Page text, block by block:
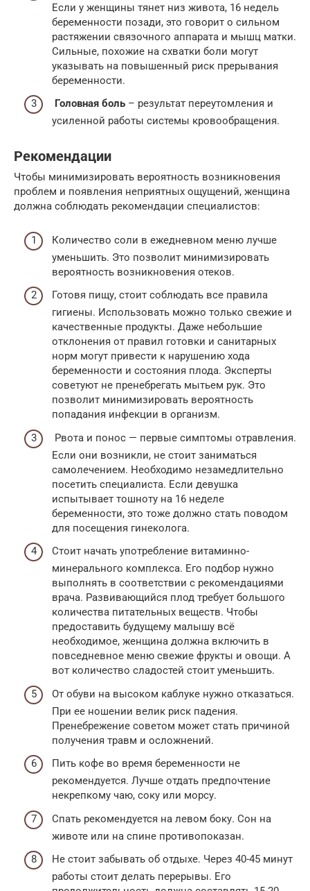
Если у женщины тянет низ живота, 16 недель
беременности позади, это говорит о сильном
растяжении связочного аппарата и мышц матки.
Сильные, похожие на схватки боли могут
указывать на повышенный риск прерывания
беременности.
Головная боль – результат переутомления и
усиленной работы системы кровообращения.
Рекомендации
Чтобы минимизировать вероятность возникновения
проблем и появления неприятных ощущений, женщина
должна соблюдать рекомендации специалистов:
Количество соли в ежедневном меню лучше
уменьшить. Это позволит минимизировать
вероятность возникновения отеков.
Готовя пищу, стоит соблюдать все правила
гигиены. Использовать можно только свежие и
качественные продукты. Даже небольшие
отклонения от правил готовки и санитарных
норм могут привести к нарушению хода
беременности и состояния плода. Эксперты
советуют не пренебрегать мытьем рук. Это
позволит минимизировать вероятность
попадания инфекции в организм.
Рвота и понос — первые симптомы отравления.
Если они возникли, не стоит заниматься
самолечением. Необходимо незамедлительно
посетить специалиста. Если девушка
испытывает тошноту на 16 неделе
беременности, это тоже должно стать поводом
для посещения гинеколога.
Стоит начать употребление витаминно-
минерального комплекса. Его подбор нужно
выполнять в соответствии с рекомендациями
врача. Развивающийся плод требует большого
количества питательных веществ. Чтобы
предоставить будущему малышу всё
необходимое, женщина должна включить в
повседневное меню свежие фрукты и овощи. А
вот количество сладостей стоит уменьшить.
От обуви на высоком каблуке нужно отказаться.
При ее ношении велик риск падения.
Пренебрежение советом может стать причиной
получения травм и осложнений.
Пить кофе во время беременности не
рекомендуется. Лучше отдать предпочтение
некрепкому чаю, соку или морсу.
Спать рекомендуется на левом боку. Сон на
животе или на спине противопоказан.
Не стоит забывать об отдыхе. Через 40-45 минут
работы стоит делать перерывы. Его